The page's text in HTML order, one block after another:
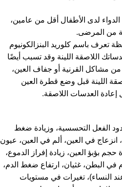
الدواء لدى الأطفال أقل من عامين،
من المرضى.
تعرف باسم كلوريد البنزالكونيوم
اللاصقة اللينة وقد تسبب أيضًا
من مشاكل القرنية أو جفاف العين،
اللينة قبل وضع قطرة العين
الفعل التحسسية، وزيادة ضغط
انزعاج في العين، ألم في العين، عيون
بؤبؤ العين، زيادة إفراز الدموع،
في البطن، غثيان، ارتفاع ضغط الدم،
النساء)، تغيرات في مستويات